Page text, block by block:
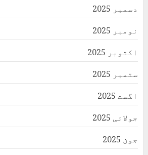
دسمبر 2025
نومبر 2025
اکتوبر 2025
ستمبر 2025
اگست 2025
جولائی 2025
جون 2025